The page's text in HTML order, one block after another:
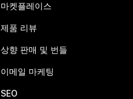
마켓플레이스
제품 리뷰
상향 판매 및 번들
이메일 마케팅
SEO